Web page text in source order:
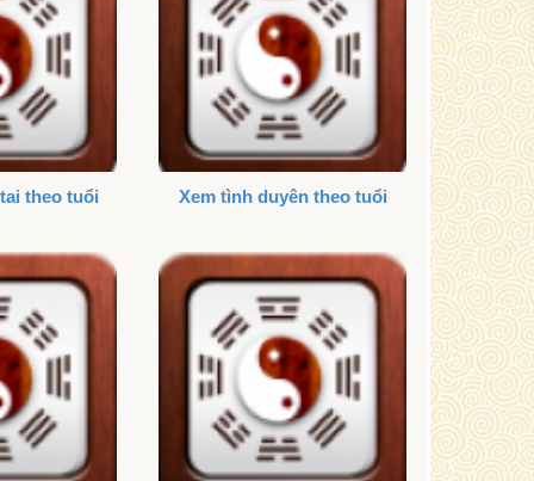
theo tuổi Xem tình duyên theo tuổi